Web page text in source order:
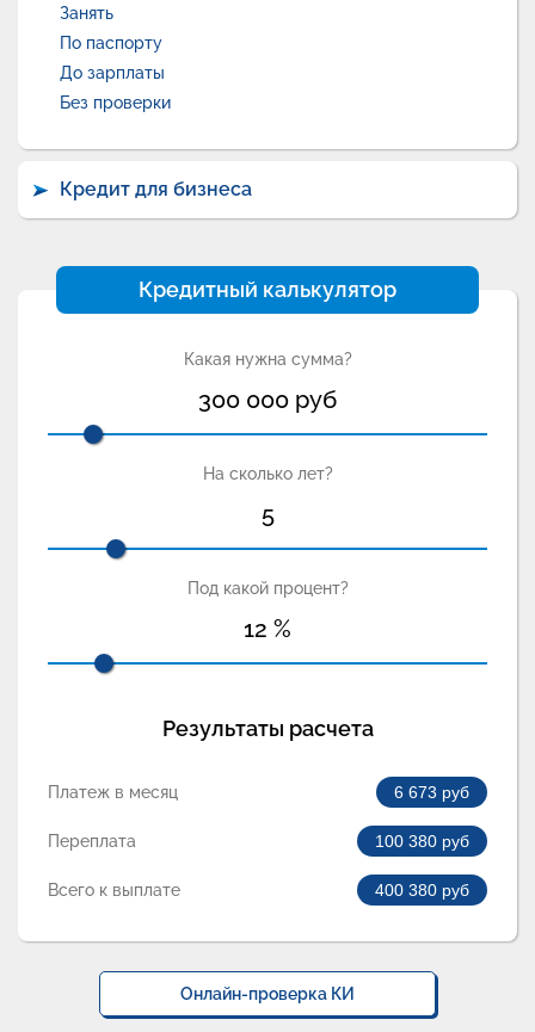
Занять
По паспорту
До зарплаты
Без проверки
Кредит для бизнеса
Кредитный калькулятор
Какая нужна сумма?
300 000 руб
На сколько лет?
5
Под какой процент?
12 %
Результаты расчета
Платеж в месяц 6 673 руб
Переплата 100 380 руб
Всего к выплате 400 380 руб
Онлайн-проверка КИ